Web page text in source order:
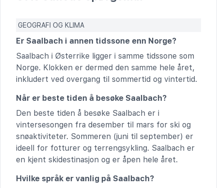
GEOGRAFI OG KLIMA
Er Saalbach i annen tidssone enn Norge?
Saalbach i Østerrike ligger i samme tidssone som
Norge. Klokken er dermed den samme hele året,
inkludert ved overgang til sommertid og vintertid.
Når er beste tiden å besøke Saalbach?
Den beste tiden å besøke Saalbach er i
vintersesongen fra desember til mars for ski og
snøaktiviteter. Sommeren (juni til september) er
ideell for fotturer og terrengsykling. Saalbach er
en kjent skidestinasjon og er åpen hele året.
Hvilke språk er vanlig på Saalbach?